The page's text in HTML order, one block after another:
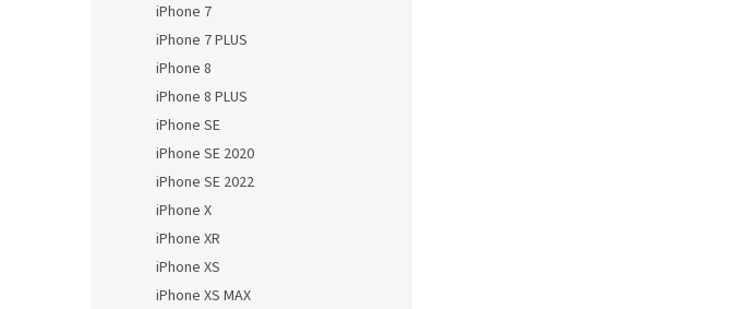
iPhone 7
iPhone 7 PLUS
iPhone 8
iPhone 8 PLUS
iPhone SE
iPhone SE 2020
iPhone SE 2022
iPhone X
iPhone XR
iPhone XS
iPhone XS MAX